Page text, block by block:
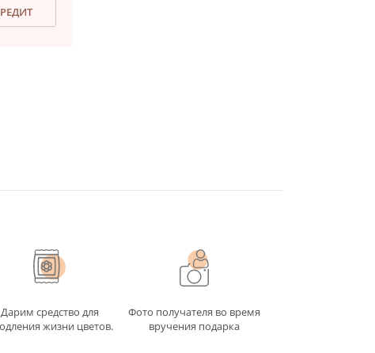
Дарим средство для
жизни цветов.
Фото получателя во время
вручения подарка